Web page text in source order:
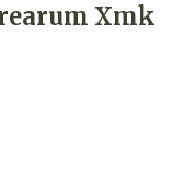
Xmk